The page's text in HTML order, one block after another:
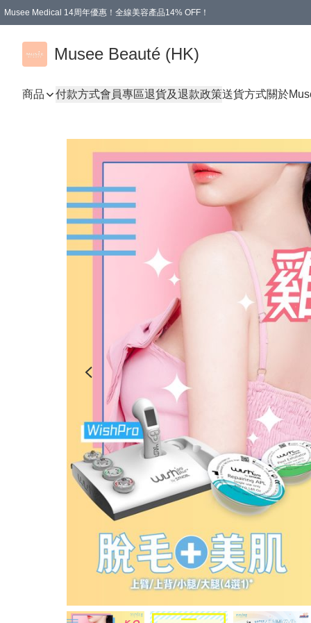
Musee Medical 14周年優惠！全線美容產品14% OFF！
Musee Beauté (HK)
商品 付款方式會員專區退貨及退款政策送貨方式關於